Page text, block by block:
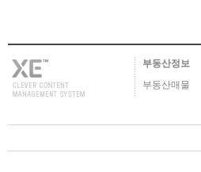
부동산정보
부동산매물